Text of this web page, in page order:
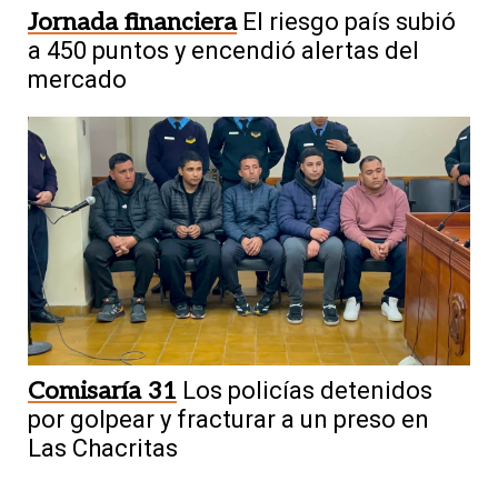
Jornada financiera El riesgo país subió
a 450 puntos y encendió alertas del
mercado
Comisaría 31 Los policías detenidos
por golpear y fracturar a un preso en
Las Chacritas